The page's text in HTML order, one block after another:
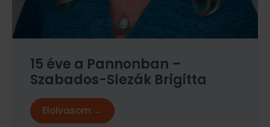
15 éve a Pannonban –
Szabados-Slezák Brigitta
Elolvasom →